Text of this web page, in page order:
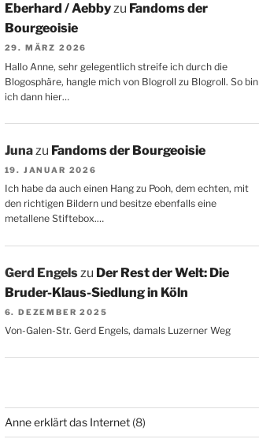
Eberhard / Aebbyzu Fandoms der
Bourgeoisie
29. MÄRZ 2026
Hallo Anne, sehr gelegentlich streife ich durch die
Blogosphäre, hangle mich von Blogroll zu Blogroll. So bin
ich dann hier…
Junazu Fandoms der Bourgeoisie
19. JANUAR 2026
Ich habe da auch einen Hang zu Pooh, dem echten, mit
den richtigen Bildern und besitze ebenfalls eine
metallene Stiftebox.…
Gerd Engelszu Der Rest der Welt: Die
Bruder-Klaus-Siedlung in Köln
6. DEZEMBER 2025
Von-Galen-Str. Gerd Engels, damals Luzerner Weg
Anne erklärt das Internet(8)